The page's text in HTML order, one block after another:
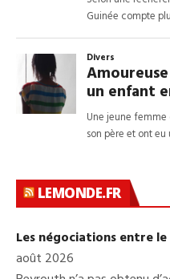
LEMONDE.FR
Les négociations entre
août 2026